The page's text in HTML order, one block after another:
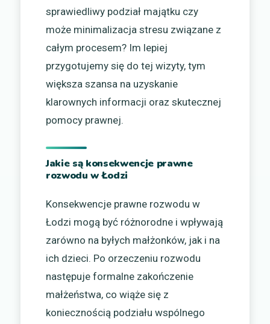
sprawiedliwy podział majątku czy
może minimalizacja stresu związane z
całym procesem? Im lepiej
przygotujemy się do tej wizyty, tym
większa szansa na uzyskanie
klarownych informacji oraz skutecznej
pomocy prawnej.
Jakie są konsekwencje prawne
rozwodu w Łodzi
Konsekwencje prawne rozwodu w
Łodzi mogą być różnorodne i wpływają
zarówno na byłych małżonków, jak i na
ich dzieci. Po orzeczeniu rozwodu
następuje formalne zakończenie
małżeństwa, co wiąże się z
koniecznością podziału wspólnego